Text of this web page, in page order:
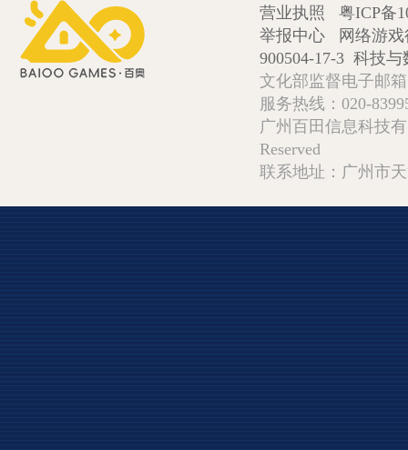
营业执照
粤ICP备
举报中心
网络游
900504-17-3 科技与
文化部监督电子邮
服务热线：020-
广州百田信息科技
Reserved
联系地址：广州市